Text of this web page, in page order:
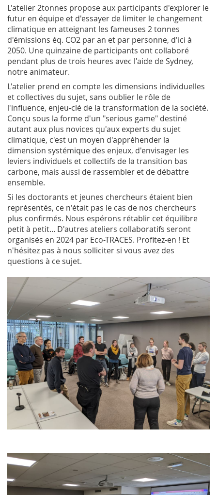
L'atelier 2tonnes propose aux participants d'explorer le
futur en équipe et d'essayer de limiter le changement
climatique en atteignant les fameuses 2 tonnes
d'émissions éq. CO2 par an et par personne, d'ici à
2050. Une quinzaine de participants ont collaboré
pendant plus de trois heures avec l'aide de Sydney,
notre animateur.
L'atelier prend en compte les dimensions individuelles
et collectives du sujet, sans oublier le rôle de
l'influence, enjeu-clé de la transformation de la société.
Conçu sous la forme d'un "serious game" destiné
autant aux plus novices qu'aux experts du sujet
climatique, c'est un moyen d'appréhender la
dimension systémique des enjeux, d'envisager les
leviers individuels et collectifs de la transition bas
carbone, mais aussi de rassembler et de débattre
ensemble.
Si les doctorants et jeunes chercheurs étaient bien
représentés, ce n'était pas le cas de nos chercheurs
plus confirmés. Nous espérons rétablir cet équilibre
petit à petit... D'autres ateliers collaboratifs seront
organisés en 2024 par Eco-TRACES. Profitez-en ! Et
n'hésitez pas à nous solliciter si vous avez des
questions à ce sujet.